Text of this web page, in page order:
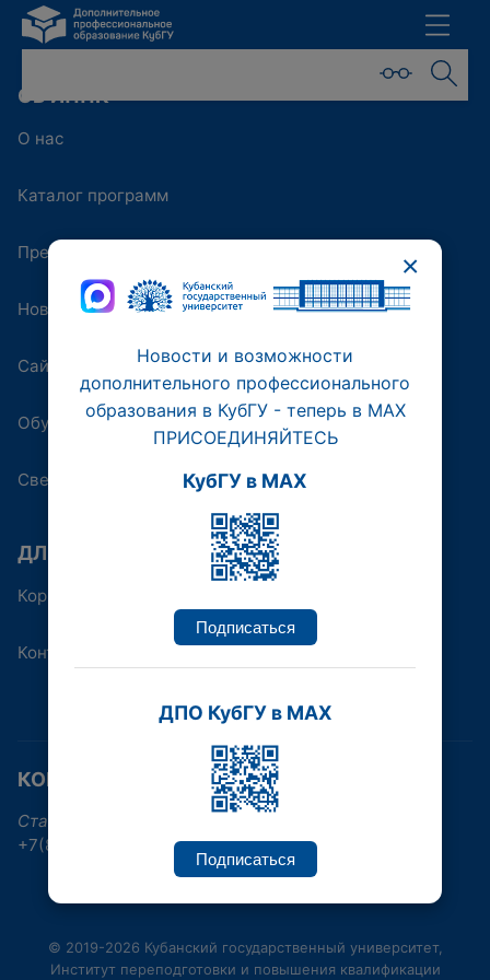
ОБ ИППК
О нас
Каталог программ
Преподаватели
Новости
Сайт университета
Обучающая платформа
Сведения об образовательной организации
ДЛЯ КОГО
Корпоративным клиентам
Контакты
КОНТАКТНАЯ ИНФОРМАЦИЯ
Ставропольская улица, 149, Краснодар
+7(861)219-96-38, +7(861)992-17-30
© 2019-2026 Кубанский государственный университет,
Институт переподготовки и повышения квалификации
×
Новости и возможности
дополнительного профессионального
образования в КубГУ - теперь в МАХ
ПРИСОЕДИНЯЙТЕСЬ
КубГУ в MAX
Подписаться
ДПО КубГУ в MAX
Подписаться